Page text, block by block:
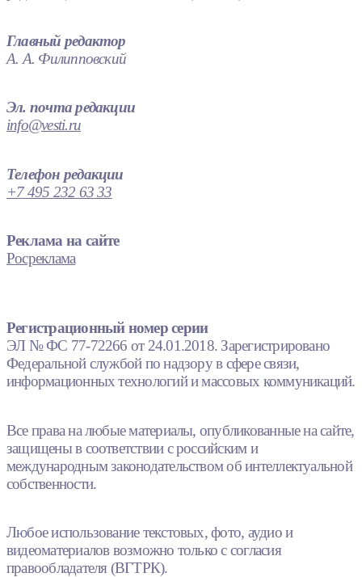
Главный редактор
А. А. Филипповский
Эл. почта редакции
info@vesti.ru
Телефон редакции
+7 495 232 63 33
Реклама на сайте
Росреклама
Регистрационный номер серии
ЭЛ № ФС 77-72266 от 24.01.2018. Зарегистрировано
Федеральной службой по надзору в сфере связи,
информационных технологий и массовых коммуникаций.
Все права на любые материалы, опубликованные на сайте,
защищены в соответствии с российским и
международным законодательством об интеллектуальной
собственности.
Любое использование текстовых, фото, аудио и
видеоматериалов возможно только с согласия
правообладателя (ВГТРК).